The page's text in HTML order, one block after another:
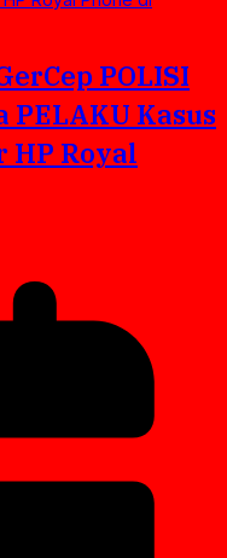
POLISI
PELAKU Kasus
HP Royal